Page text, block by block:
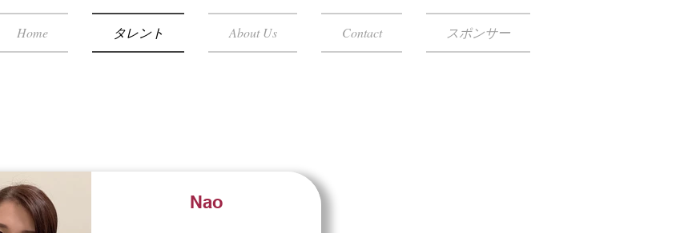
Home タレント About Us Contact スポンサー
Nao